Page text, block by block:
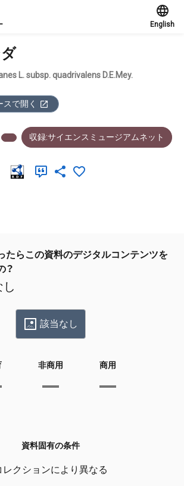
English
L. subsp. quadrivalens D.E.Mey.
で開く
収録:サイエンスミュージアムネット
たらこの資料のデジタルコンテンツを
？
該当なし
非商用 商用
資料固有の条件
レクションにより異なる